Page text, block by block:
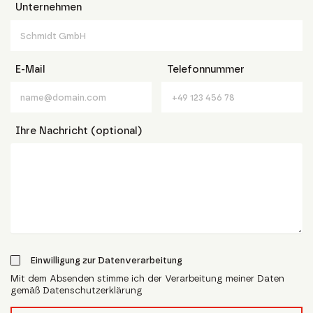
Unternehmen
E-Mail Telefonnummer
Ihre Nachricht (optional)
Einwilligung zur Datenverarbeitung
Mit dem Absenden stimme ich der Verarbeitung meiner Daten
gemäß Datenschutzerklärung